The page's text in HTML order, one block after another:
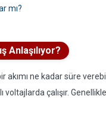
mı?
Anlaşılıyor?
akımı ne kadar süre
çalışır.